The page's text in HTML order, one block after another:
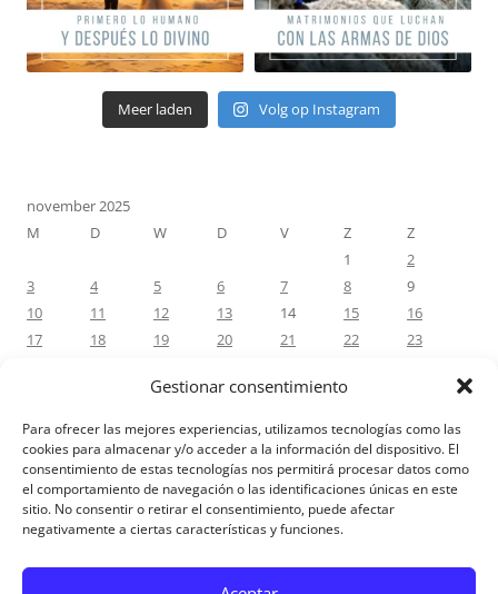
Gestionar consentimiento
Para ofrecer las mejores experiencias, utilizamos tecnologías como las
cookies para almacenar y/o acceder a la información del dispositivo. El
consentimiento de estas tecnologías nos permitirá procesar datos como
el comportamiento de navegación o las identificaciones únicas en este
sitio. No consentir o retirar el consentimiento, puede afectar
negativamente a ciertas características y funciones.
Meer laden Volg op Instagram
november 2025
M
D W D V Z
Z
1
2
3
4 5 6 7 8
9
10
11 12 13 14 15
16
17
18 19 20 21 22
23
RECENTE REACTIES